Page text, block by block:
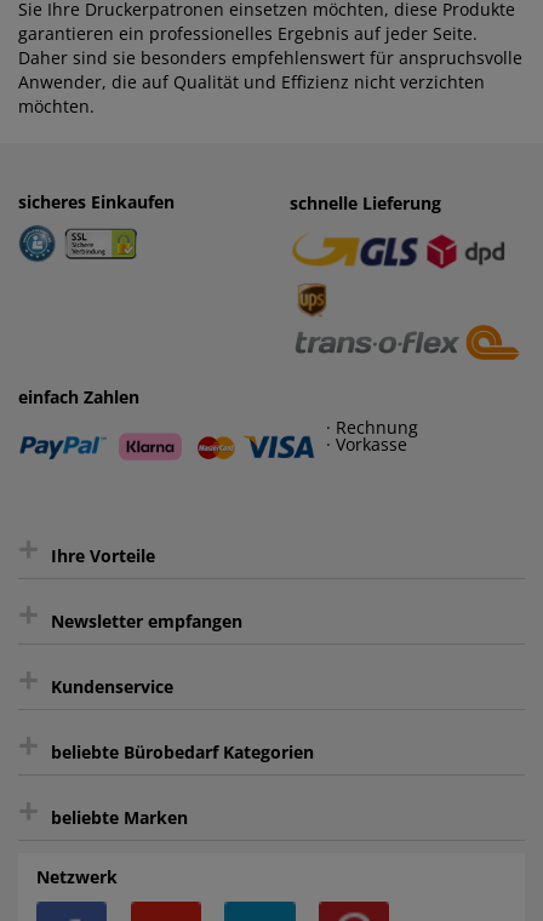
Sie Ihre Druckerpatronen einsetzen möchten, diese Produkte
garantieren ein professionelles Ergebnis auf jeder Seite.
Daher sind sie besonders empfehlenswert für anspruchsvolle
Anwender, die auf Qualität und Effizienz nicht verzichten
möchten.
sicheres Einkaufen einfaches Zahlen
· Rechnung
· Vorkasse
schnelle Lieferung
einfach Zahlen
· Rechnung
· Vorkasse
+ Ihre Vorteile
Kauf auf Rechnung³
sicher Shoppen durch SSL
intelligentes Kundenkonto
+ Newsletter empfangen
Sie können sich zu jeder Zeit abmelden.
+ Kundenservice
Kontakt
FAQ
AGB
Datenschutz
+ beliebte Bürobedarf Kategorien
Aktenvernichter
Batterien
Bleistifte
Heftstreifen
Radiergummis
+ beliebte Marken
Alco
Avery/Zweckform
Leitz
Netzwerk